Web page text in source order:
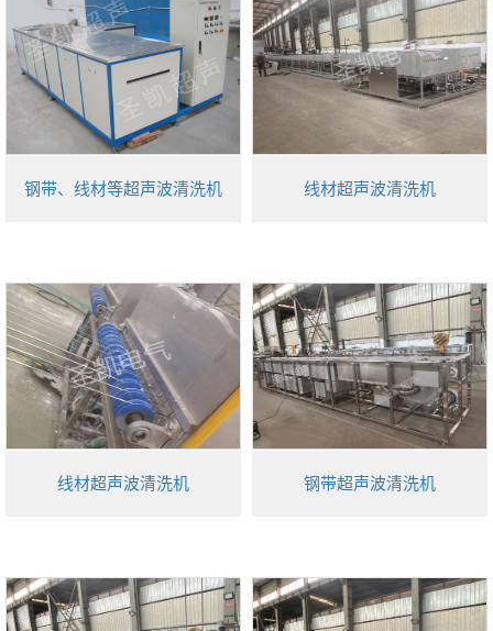
钢带、线材等超声波清洗机 线材超声波清洗机
线材超声波清洗机 钢带超声波清洗机